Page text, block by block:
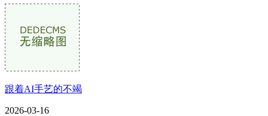
跟着AI手艺的不竭
2026-03-16